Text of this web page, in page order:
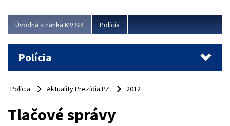
Úvodná stránka MV SR Polícia
Polícia
Polícia Aktuality Prezídia PZ 2012
Tlačové správy